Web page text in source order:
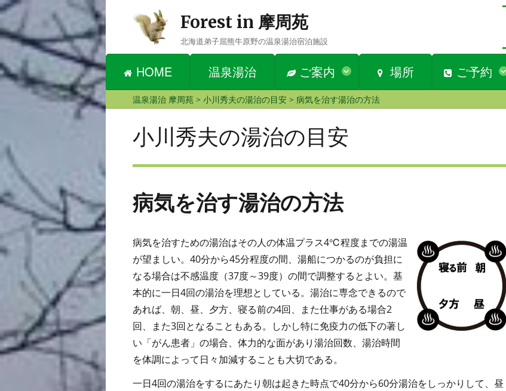
Forest in 摩周苑
北海道弟子屈熊牛原野の温泉湯治宿泊施設
HOME 温泉湯治 ご案内 場所 ご予約
温泉湯治 摩周苑> 小川秀夫の湯治の目安> 病気を治す湯治の方法
小川秀夫の湯治の目安
病気を治す湯治の方法
病気を治すための湯治はその人の体温プラス4℃程度までの湯温
が望ましい。40分から45分程度の間、湯船につかるのが負担に
なる場合は不感温度（37度～39度）の間で調整するとよい。基
本的に一日4回の湯治を理想としている。湯治に専念できるので
あれば、朝、昼、夕方、寝る前の4回、また仕事がある場合2
回、また3回となることもある。しかし特に免疫力の低下の著し
い「がん患者」の場合、体力的な面があり湯治回数、湯治時間
を体調によって日々加減することも大切である。
一日4回の湯治をするにあたり朝は起きた時点で40分から60分湯治をしっかりして、昼